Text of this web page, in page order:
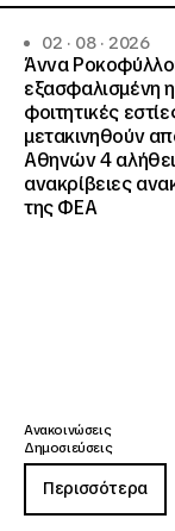
02 · 08 · 2026
Άννα
εξασφαλισμένη
φοιτητικές
μετακινηθούν
Αθηνών 4
ανακρίβειες
της ΦΕΑ
Ανακοινώσεις
Δημοσιεύσεις
Περισσότερα